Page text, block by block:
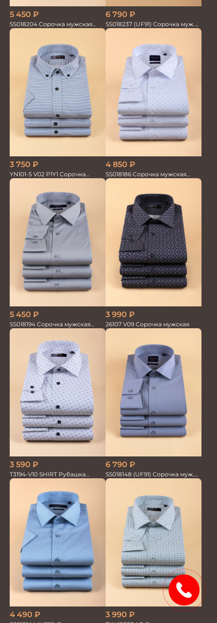
5 450 ₽
SS018204 Сорочка мужская
GROSTYLE PRIME
6 790 ₽
SS018237 (UF91) Сорочка муж.
GROSTYLE TRENDY
3 750 ₽
YN101-5 V02 P1Y1 Сорочка
мужская
4 850 ₽
SS018186 Сорочка мужская
GROSTYLE TRENDY
5 450 ₽
SS018194 Сорочка мужская
GROSTYLE PRIME
3 990 ₽
26107 V09 Сорочка мужская
3 590 ₽
T3194-V10 SHIRT Рубашка
мужская
6 790 ₽
SS018148 (UF91) Сорочка муж.
дл. рук. GROSTYLE TRENDY
4 490 ₽ 3 990 ₽
15%